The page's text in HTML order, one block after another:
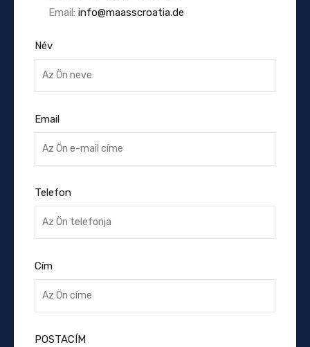
Email: info@maasscroatia.de
Név
Email
Telefon
Cím
POSTACÍM